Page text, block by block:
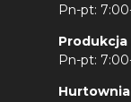
Pn-pt:
Pn-pt: